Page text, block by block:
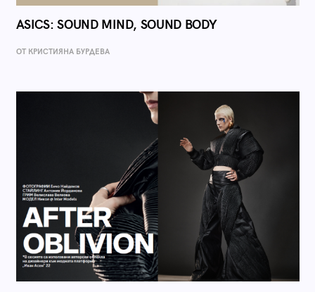
ASICS: SOUND MIND, SOUND BODY
ОТ КРИСТИЯНА БУРДЕВА